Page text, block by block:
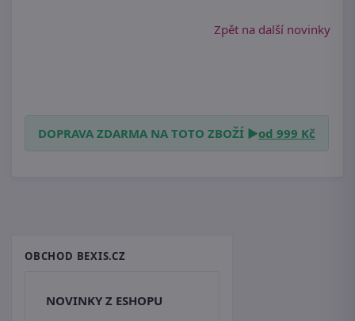
Zpět na další novinky
DOPRAVA ZDARMA NA TOTO ZBOŽÍ ►od 999 Kč
OBCHOD BEXIS.CZ
NOVINKY Z ESHOPU